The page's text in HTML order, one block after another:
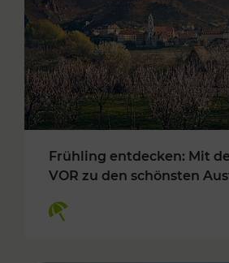
Frühling entdecken: Mit
VOR zu den schönsten